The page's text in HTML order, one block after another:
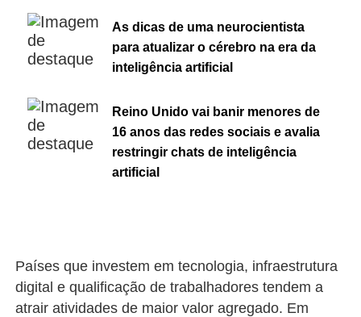
As dicas de uma neurocientista
para atualizar o cérebro na era da
inteligência artificial
Reino Unido vai banir menores de
16 anos das redes sociais e avalia
restringir chats de inteligência
artificial
Países que investem em tecnologia, infraestrutura
digital e qualificação de trabalhadores tendem a
atrair atividades de maior valor agregado. Em